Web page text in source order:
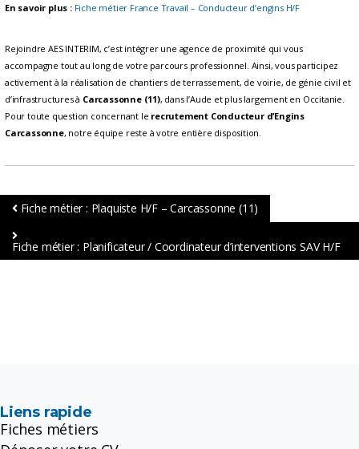
En savoir plus : Fiche métier France Travail – Conducteur d’engins H/F
Rejoindre AES INTERIM, c’est intégrer une agence de proximité qui vous
accompagne tout au long de votre parcours professionnel. Ainsi, vous participez
activement à la réalisation de chantiers de terrassement, de voirie, de génie civil et
d’infrastructures à Carcassonne (11), dans l’Aude et plus largement en Occitanie.
Pour toute question concernant le recrutement Conducteur d’Engins
Carcassonne, notre équipe reste à votre entière disposition.
Fiche métier : Plaquiste H/F – Carcassonne (11)
Fiche métier : Planificateur / Coordinateur d’interventions SAV H/F
Liens rapide
Fiches métiers